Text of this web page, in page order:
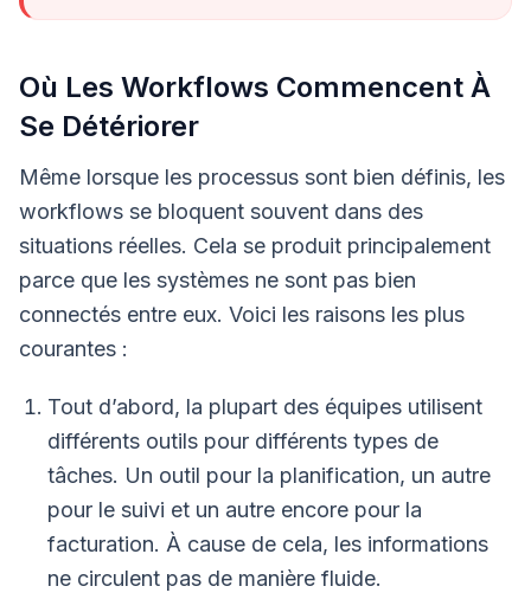
Où Les Workflows Commencent À
Se Détériorer
Même lorsque les processus sont bien définis, les
workflows se bloquent souvent dans des
situations réelles. Cela se produit principalement
parce que les systèmes ne sont pas bien
connectés entre eux. Voici les raisons les plus
courantes :
Tout d’abord, la plupart des équipes utilisent
différents outils pour différents types de
tâches. Un outil pour la planification, un autre
pour le suivi et un autre encore pour la
facturation. À cause de cela, les informations
ne circulent pas de manière fluide.